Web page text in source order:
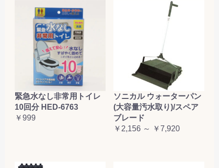
緊急水なし非常用トイレ
10回分 HED-6763
￥999
ソニカル ウォーターパン
(大容量汚水取り)/スペア
ブレード
￥2,156 ～ ￥7,920